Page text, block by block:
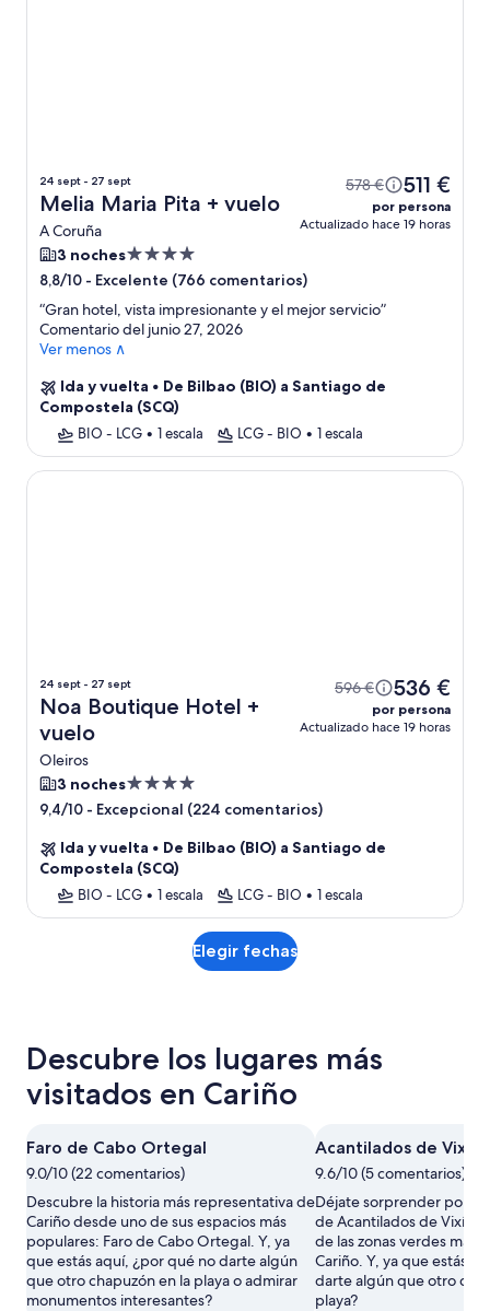
24 sept - 27 sept
Melia Maria Pita + vuelo
A Coruña
578 € 511 €
por persona
Actualizado hace 19 horas
3 nochesAlojamiento
de
4.0 estrellas
8,8/10 - Excelente (766 comentarios)
“Gran hotel, vista impresionante y el mejor servicio”
Comentario del junio 27, 2026
Ver menos ∧
Ida y vuelta • De Bilbao (BIO) a Santiago de
Compostela (SCQ)
BIO - LCG • 1 escala LCG - BIO • 1 escala
24 sept - 27 sept
Noa Boutique Hotel +
vuelo
Oleiros
596 € 536 €
por persona
Actualizado hace 19 horas
3 nochesAlojamiento
de
9,4/10 - Excepcional (224 comentarios)
Ida y vuelta • De Bilbao (BIO) a Santiago de
Compostela (SCQ)
BIO - LCG • 1 escala LCG - BIO • 1 escala
Noa Boutique Hotel
Elegir fechas
Descubre los lugares más
visitados en Cariño
Faro de Cabo Ortegal
9.0/10 (22 comentarios)
Descubre la historia más representativa de
Cariño desde uno de sus espacios más
populares: Faro de Cabo Ortegal. Y, ya
que estás aquí, ¿por qué no darte algún
que otro chapuzón en la playa o admirar
monumentos interesantes?
Acantilados de Vixía
9.6/10 (5 comentarios)
Déjate sorprender por la
de Acantilados de Vixía
de las zonas verdes más
Cariño. Y, ya que estás
darte algún que otro
playa?